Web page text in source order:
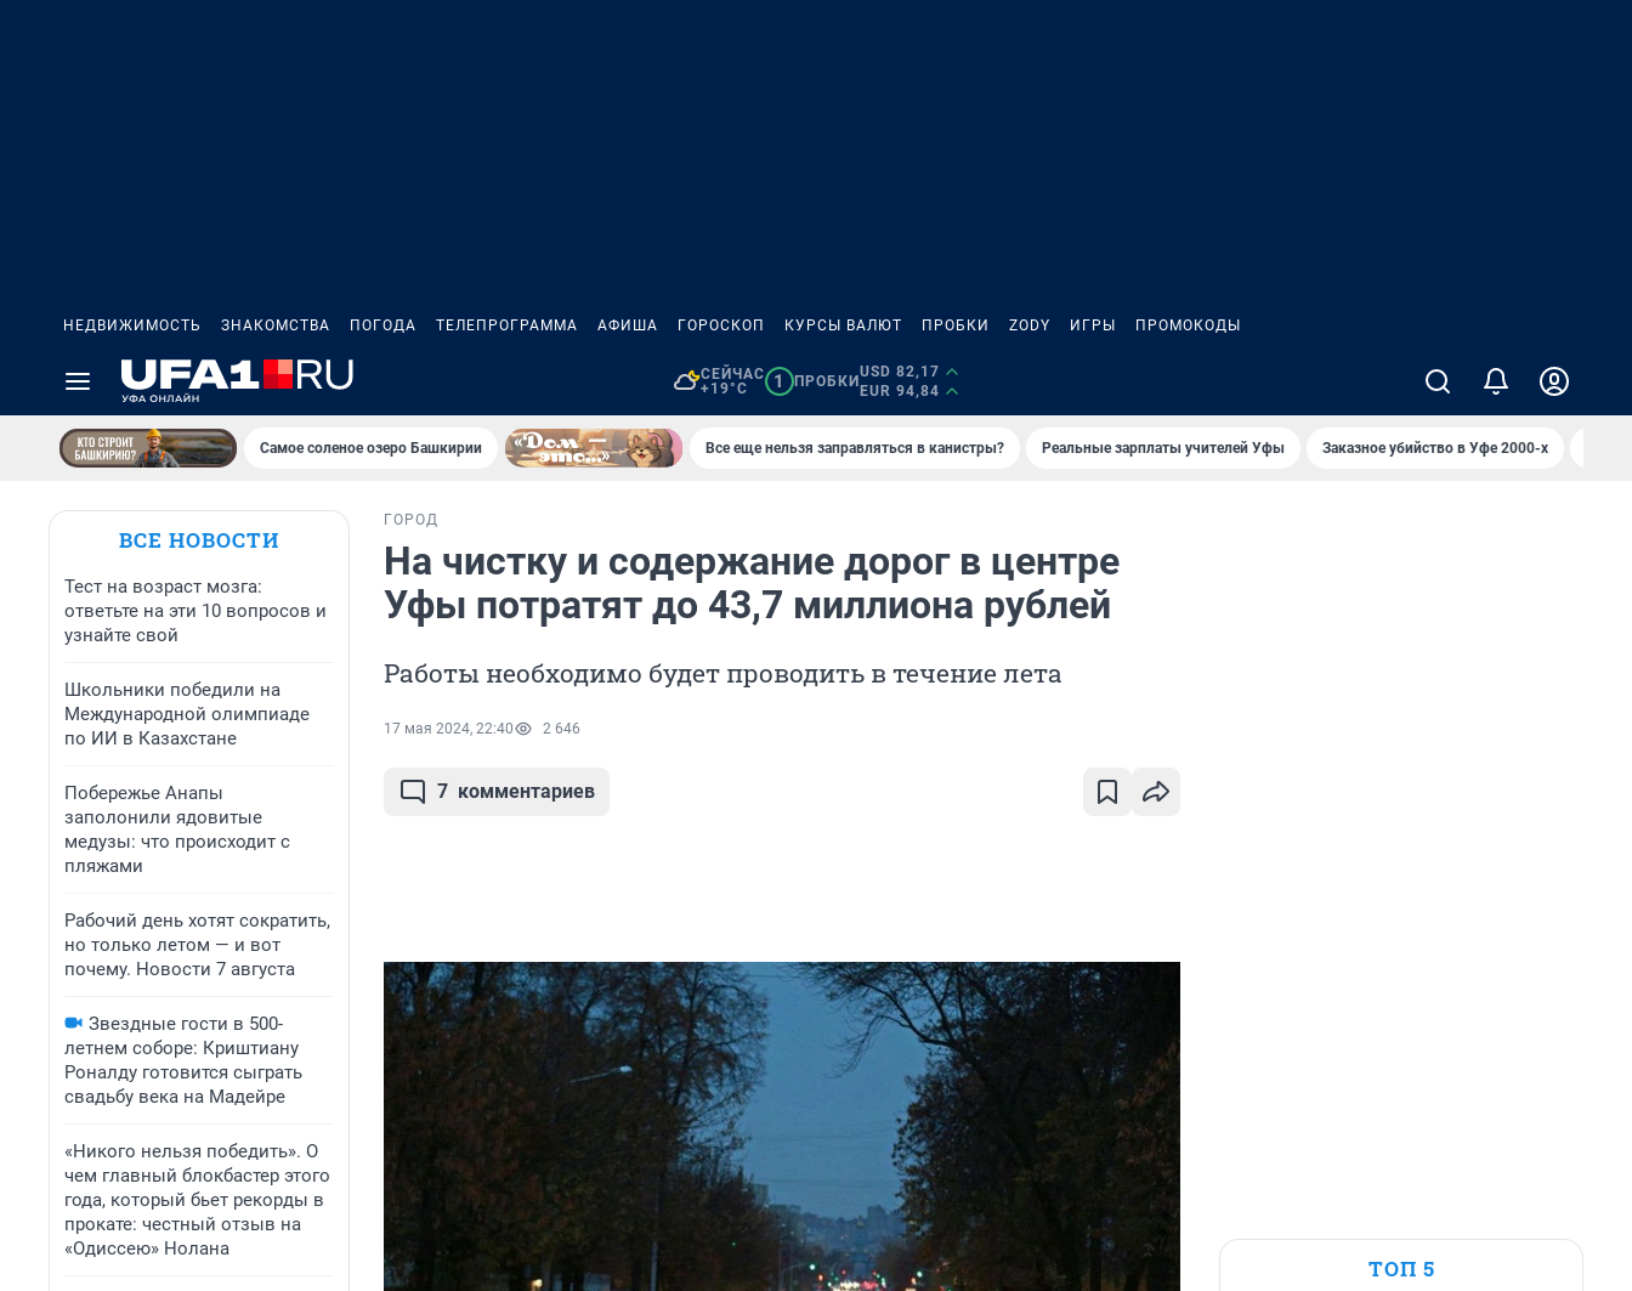
НЕДВИЖИМОСТЬ ЗНАКОМСТВА ПОГОДА ТЕЛЕПРОГРАММА АФИША ГОРОСКОП КУРСЫ ВАЛЮТ ПРОБКИ ZODY ИГРЫ ПРОМОКОДЫ
СЕЙЧАС
+19°C
1 ПРОБКИ
USD 82,17
EUR 94,84
Самое соленое озеро Башкирии Все еще нельзя заправляться в канистры? Реальные зарплаты учителей Уфы Заказное убийство в Уфе 2000-х
ВСЕ НОВОСТИ
Тест на возраст мозга:
ответьте на эти 10 вопросов и
узнайте свой
Школьники победили на
Международной олимпиаде
по ИИ в Казахстане
Побережье Анапы
заполонили ядовитые
медузы: что происходит с
пляжами
Рабочий день хотят сократить,
но только летом — и вот
почему. Новости 7 августа
Звездные гости в 500-
летнем соборе: Криштиану
Роналду готовится сыграть
свадьбу века на Мадейре
«Никого нельзя победить». О
чем главный блокбастер этого
года, который бьет рекорды в
прокате: честный отзыв на
«Одиссею» Нолана
ГОРОД
На чистку и содержание дорог в центре
Уфы потратят до 43,7 миллиона рублей
Работы необходимо будет проводить в течение лета
17 мая 2024, 22:40 2 646
7 комментариев
ТОП 5